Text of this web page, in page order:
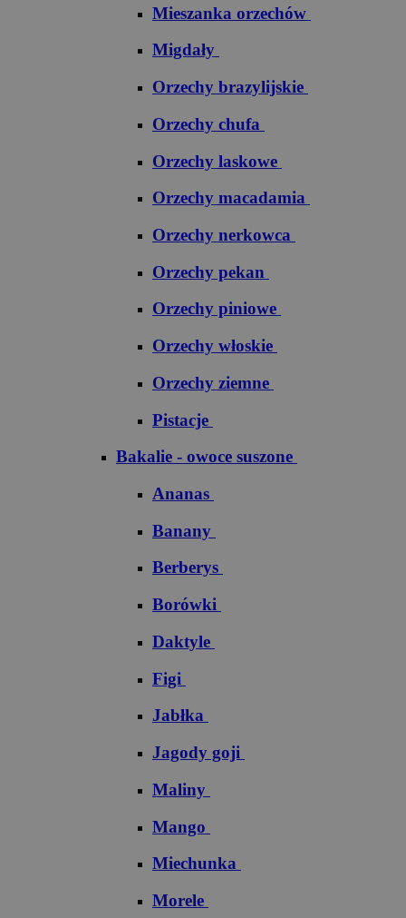
Mieszanka orzechów
Migdały
Orzechy brazylijskie
Orzechy chufa
Orzechy laskowe
Orzechy macadamia
Orzechy nerkowca
Orzechy pekan
Orzechy piniowe
Orzechy włoskie
Orzechy ziemne
Pistacje
Bakalie - owoce suszone
Ananas
Banany
Berberys
Borówki
Daktyle
Figi
Jabłka
Jagody goji
Maliny
Mango
Miechunka
Morele